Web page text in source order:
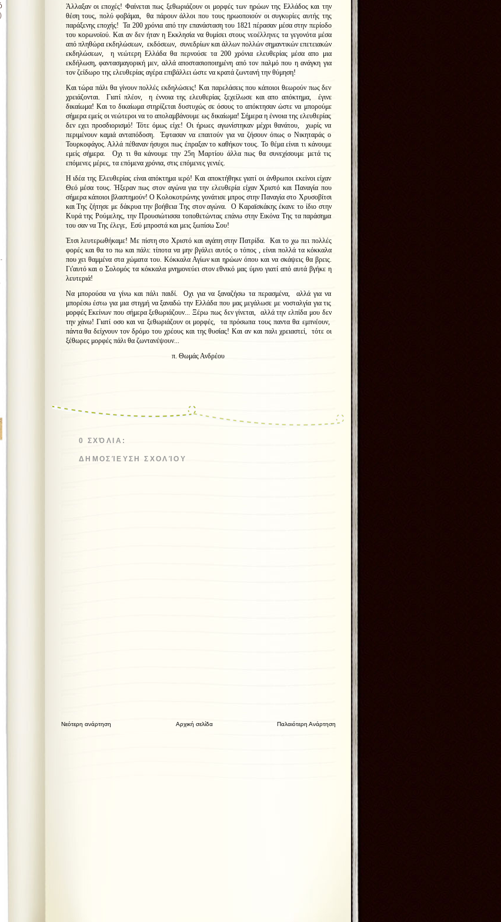
Άλλαξαν οι εποχές! Φαίνεται πως ξεθωριάζουν οι μορφές των ηρώων της Ελλάδος και την
θέση τους, πολύ φοβάμαι, θα πάρουν άλλοι που τους ηρωοποιούν οι συγκυρίες αυτής της
παράξενης εποχής! Τα 200 χρόνια από την επανάσταση του 1821 πέρασαν μέσα στην περίοδο
του κορωνοϊού. Και αν δεν ήταν η Εκκλησία να θυμίσει στους νεοέλληνες τα γεγονότα μέσα
από πληθώρα εκδηλώσεων, εκδόσεων, συνεδρίων και άλλων πολλών σημαντικών επετειακών
εκδηλώσεων, η νεώτερη Ελλάδα θα περνούσε τα 200 χρόνια ελευθερίας μέσα απο μια
εκδήλωση, φαντασμαγορική μεν, αλλά αποστασιοποιημένη από τον παλμό που η ανάγκη για
τον ζείδωρο της ελευθερίας αγέρα επιβάλλει ώστε να κρατά ζωντανή την θύμηση!
Και τώρα πάλι θα γίνουν πολλές εκδηλώσεις! Και παρελάσεις που κάποιοι θεωρούν πως δεν
χρειάζονται. Γιατί πλέον, η έννοια της ελευθερίας ξεχείλωσε και απο απόκτημα, έγινε
δικαίωμα! Και το δικαίωμα στηρίζεται δυστυχώς σε όσους το απόκτησαν ώστε να μπορούμε
σήμερα εμείς οι νεώτεροι να το απολαμβάνουμε ως δικαίωμα! Σήμερα η έννοια της ελευθερίας
δεν εχει προσδιορισμό! Τότε όμως είχε! Οι ήρωες αγωνίστηκαν μέχρι θανάτου, χωρίς να
περιμένουν καμιά ανταπόδοση. Έφτασαν να επαιτούν για να ζήσουν όπως ο Νικηταράς ο
Τουρκοφάγος. Αλλά πέθαναν ήσυχοι πως έπραξαν το καθήκον τους. Το θέμα είναι τι κάνουμε
εμείς σήμερα. Οχι τι θα κάνουμε την 25η Μαρτίου άλλα πως θα συνεχίσουμε μετά τις
επόμενες μέρες, τα επόμενα χρόνια, στις επόμενες γενιές.
Η ιδέα της Ελευθερίας είναι απόκτημα ιερό! Και αποκτήθηκε γιατί οι άνθρωποι εκείνοι είχαν
Θεό μέσα τους. Ήξεραν πως στον αγώνα για την ελευθερία είχαν Χριστό και Παναγία που
σήμερα κάποιοι βλαστημούν! Ο Κολοκοτρώνης γονάτισε μπρος στην Παναγία στο Χρυσοβίτσι
και Της ζήτησε με δάκρυα την βοήθεια Της στον αγώνα. Ο Καραϊσκάκης έκανε το ίδιο στην
Κυρά της Ρούμελης, την Προυσιώτισσα τοποθετώντας επάνω στην Εικόνα Της τα παράσημα
του σαν να Της έλεγε, Εσύ μπροστά και μεις ξωπίσω Σου!
Έτσι λευτερωθήκαμε! Με πίστη στο Χριστό και αγάπη στην Πατρίδα. Και το χω πει πολλές
φορές και θα το πω και πάλι: τίποτα να μην βγάλει αυτός ο τόπος , είναι πολλά τα κόκκαλα
που χει θαμμένα στα χώματα του. Κόκκαλα Αγίων και ηρώων όπου και να σκάψεις θα βρεις.
Γι'αυτό και ο Σολομός τα κόκκαλα μνημονεύει στον εθνικό μας ύμνο γιατί από αυτά βγήκε η
λευτεριά!
Να μπορούσα να γίνω και πάλι παιδί. Οχι για να ξαναζήσω τα περασμένα, αλλά για να
μπορέσω έστω για μια στιγμή να ξαναδώ την Ελλάδα που μας μεγάλωσε με νοσταλγία για τις
μορφές Εκείνων που σήμερα ξεθωριάζουν... Ξέρω πως δεν γίνεται, αλλά την ελπίδα μου δεν
την χάνω! Γιατί οσο και να ξεθωριάζουν οι μορφές, τα πρόσωπα τους παντα θα εμπνέουν,
πάντα θα δείχνουν τον δρόμο του χρέους και της θυσίας! Και αν και παλι χρειαστεί, τότε οι
ξέθωρες μορφές πάλι θα ζωντανέψουν...
π. Θωμάς Ανδρέου
0 ΣΧΌΛΙΑ:
ΔΗΜΟΣΊΕΥΣΗ ΣΧΟΛΊΟΥ
Νεότερη ανάρτηση Παλαιότερη Ανάρτηση
Αρχική σελίδα